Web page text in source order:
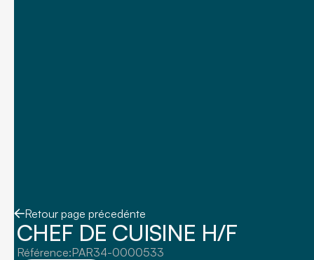
Retour page précedénte
CHEF DE CUISINE H/F
Référence:PAR34-0000533